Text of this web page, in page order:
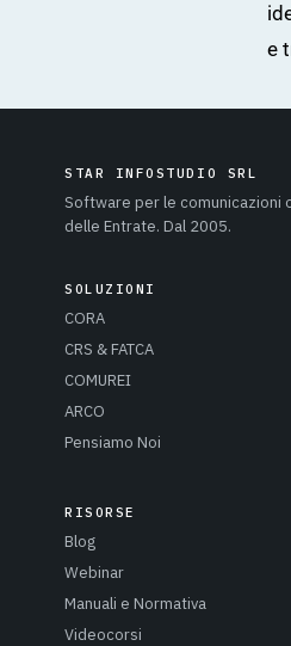
e
STAR INFOSTUDIO SRL
Software per le comunicazioni
delle Entrate. Dal 2005.
SOLUZIONI
CORA
CRS & FATCA
COMUREI
ARCO
Pensiamo Noi
RISORSE
Blog
Webinar
Manuali e Normativa
Videocorsi